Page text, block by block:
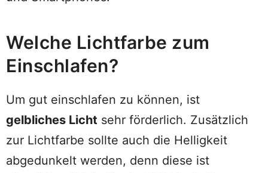
Welche Lichtfarbe zum
Einschlafen?
Um gut einschlafen zu können, ist
gelbliches Licht sehr förderlich. Zusätzlich
zur Lichtfarbe sollte auch die Helligkeit
abgedunkelt werden, denn diese ist